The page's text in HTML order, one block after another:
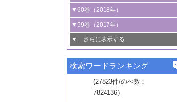
る非貴金属触媒の研究動向
5号 ゼオライトの合成と応用における研
究動向
6号 ヘテロ接合界面
B号 第135回触媒討論会（2025年）
線を利用した触媒解析技術の最先端
5号 単原子触媒
6号 参照触媒委員会からのお知らせ
B号 第133回触媒討論会（2023年）
4号 格子酸素・格子酸素欠陥を利用した
触媒反応
5号 生体触媒によるエネルギー変換反応
6号 窒素とリンの循環のための触媒・機
能性材料
3号 CO の排出削減および有効活用のた
めの触媒技術
4号 若手による情報発信企画～とびたて
若き触媒の研究者たち～（1）
若き触媒の研究者たち～（2）
6号 石油のノーブル・ユースを志向した
触媒技術
3号 特殊反応場を利用した触媒的分子変
換反応
4号 多孔質材料を用いた触媒の新展開
5号 情報学的手法を用いた触媒開発
6号 カーボンニュートラルに向けた電解
技術
B号 第127回触媒討論会（2021年・オン
ライン開催(Zoom)のみ）
タリゼーション
2号 機能化学品製造に資するクリーンな
触媒的酸化反応
3号 水処理のための触媒化学
4号 光触媒を用いた水分解の最新の研究
動向
5号 次世代の触媒プロセスを支えるマイ
1号 物質移動制御に着目した触媒プロセ
ス開発
2号 CO2 フリー水素サプライチェーンに
関わる触媒開発動向
3号 精密高分子合成に関する最近の研究
動向
4号 バイオマス化成品製造のための触媒
▼60巻（2018年）
1号 固体酸触媒の最新の研究動向
2号 二酸化炭素からの有用化学品合成
3号 ナノ粒子・クラスター触媒の最前線
4号 60周年記念企画
5号 進化するゼオライト合成技術
6号 非貴金属系触媒における電気化学的
▼59巻（2017年）
1号 いたるところに，触媒
最先端技術
3号 無機分離膜材料の開発と触媒反応プ
ロセスへの適用
▼…さらに表示する
1号 ユニークな構造の高分子を生み出す触
2号 リグニンからの化成品製造に向けた触
▼57巻（2015年）
1号 水素キャリアにかかわる触媒技術の新
▼56巻（2014年）
検索ワードランキング
(27823件/のべ数：
7824136）